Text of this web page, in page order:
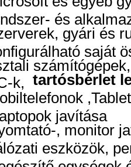
és
gyári és
saját
k, tartósbérlet
javítása
, monitor
eszközök,